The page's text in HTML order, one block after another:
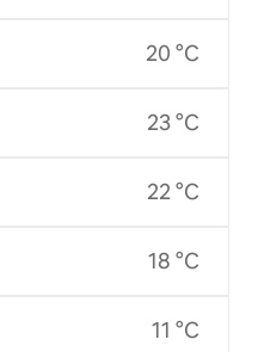
20 °C
23 °C
22 °C
18 °C
11 °C